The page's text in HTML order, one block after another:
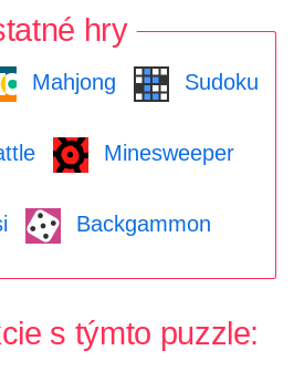
hry
Mahjong Sudoku
Minesweeper
Backgammon
s týmto puzzle: